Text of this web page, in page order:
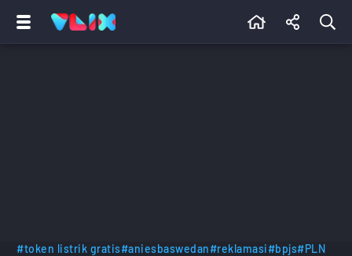
#token listrik gratis#aniesbaswedan#reklamasi#bpjs#PLN